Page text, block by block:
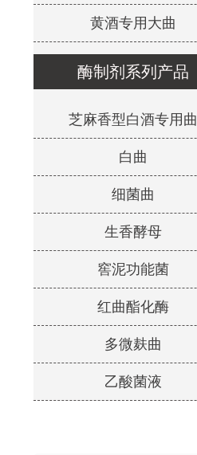
黄酒专用大曲
酶制剂系列产品
芝麻香型白酒专用曲
白曲
细菌曲
生香酵母
窖泥功能菌
红曲酯化酶
多微麸曲
乙酸菌液